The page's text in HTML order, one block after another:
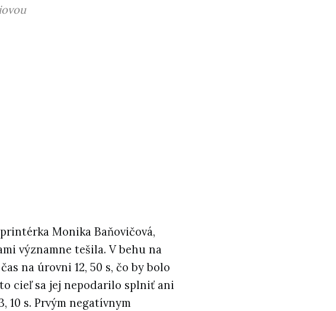
Monika Baňovičová,
významne tešila. V behu na
na úrovni 12, 50 s, čo by bolo
cieľ sa jej nepodarilo splniť ani
10 s. Prvým negatívnym